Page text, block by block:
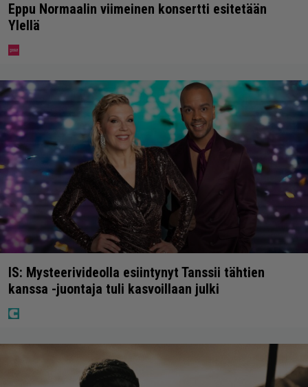
Eppu Normaalin viimeinen konsertti esitetään
Ylellä
IS: Mysteerivideolla esiintynyt Tanssii tähtien
kanssa -juontaja tuli kasvoillaan julki